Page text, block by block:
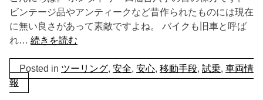
ビンテージ品やアンティークなど昔作られたものには現在
に無い良さがあって素敵ですよね。 バイクも旧車と呼ば
れ… 続きを読む
Posted in ツーリング, 安全, 安心, 移動手段, 試乗, 車両情
報